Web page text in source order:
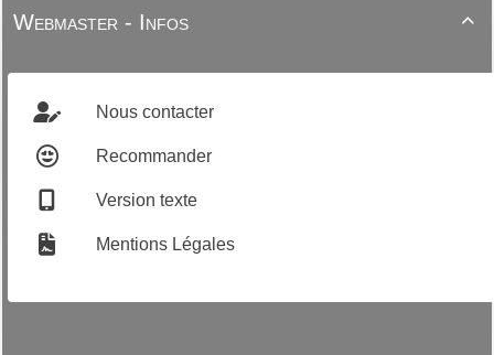

Webmaster - Infos
Nous contacter
Recommander
Version texte
Mentions Légales